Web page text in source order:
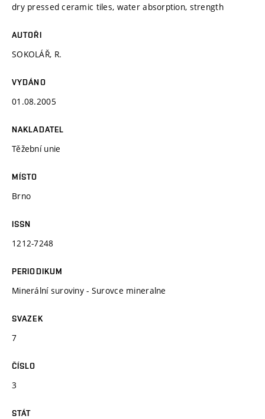
dry pressed ceramic tiles, water absorption, strength
AUTOŘI
SOKOLÁŘ, R.
VYDÁNO
01.08.2005
NAKLADATEL
Těžební unie
MÍSTO
Brno
ISSN
1212-7248
PERIODIKUM
Minerální suroviny - Surovce mineralne
SVAZEK
7
ČÍSLO
3
STÁT